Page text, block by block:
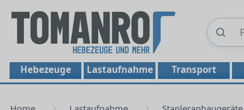
Hebezeuge Lastaufnahme Transport